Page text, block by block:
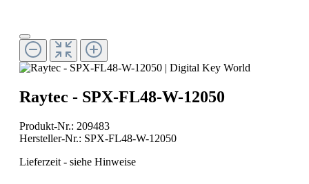
Raytec - SPX-FL48-W-12050
Produkt-Nr.: 209483
Hersteller-Nr.: SPX-FL48-W-12050
Lieferzeit - siehe Hinweise